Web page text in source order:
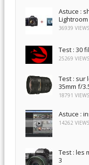
Astuce :
Lightroom
36939
Test : 30
25269
Test : sur
35mm f/
18791
Astuce :
14262
Test : les
3